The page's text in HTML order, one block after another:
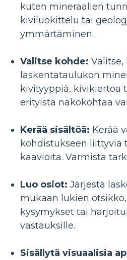
kuten mineraalien
kiviluokittelu tai
ymmärtäminen.
Valitse kohde:
laskentataulukon
kivityyppiä, kivikiertoa
erityistä näkökohtaa
Kerää sisältöä: Kerää
kohdistukseen liittyviä
kaavioita. Varmista
Luo osiot: Järjestä
mukaan lukien
kysymykset tai
vastauksille.
Sisällytä visuaalisia